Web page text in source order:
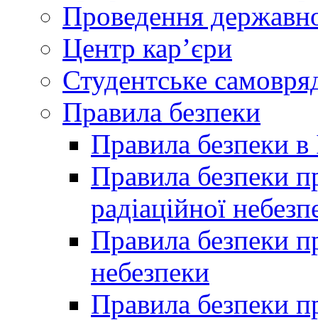
Проведення
Центр кар’єри
Студентське
Правила безпеки
Правила безпеки в
Правила безпеки
радіаційної
Правила безпеки
небезпеки
Правила безпеки